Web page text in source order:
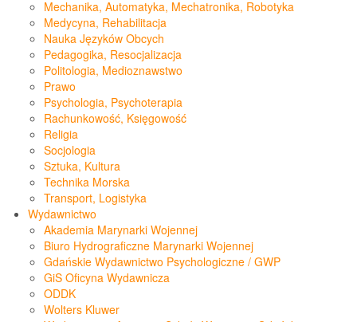
Mechanika, Automatyka, Mechatronika, Robotyka
Medycyna, Rehabilitacja
Nauka Języków Obcych
Pedagogika, Resocjalizacja
Politologia, Medioznawstwo
Prawo
Psychologia, Psychoterapia
Rachunkowość, Księgowość
Religia
Socjologia
Sztuka, Kultura
Technika Morska
Transport, Logistyka
Wydawnictwo
Akademia Marynarki Wojennej
Biuro Hydrograficzne Marynarki Wojennej
Gdańskie Wydawnictwo Psychologiczne / GWP
GiS Oficyna Wydawnicza
ODDK
Wolters Kluwer